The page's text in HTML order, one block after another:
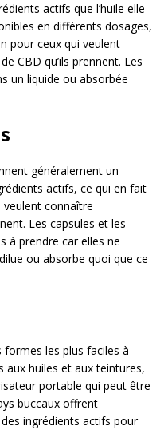
actifs que l’huile elle-
en différents dosages,
pour ceux qui veulent
CBD qu’ils prennent. Les
un liquide ou absorbée
généralement un
actifs, ce qui en fait
connaître
Les capsules et les
à prendre car elles ne
ou absorbe quoi que ce
formes les plus faciles à
aux huiles et aux teintures,
portable qui peut être
buccaux offrent
ingrédients actifs pour